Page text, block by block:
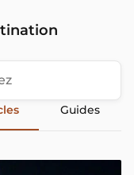
Guides